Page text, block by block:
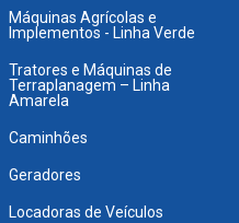
Máquinas Agrícolas e
Implementos - Linha Verde
Tratores e Máquinas de
Terraplanagem – Linha
Amarela
Caminhões
Geradores
Locadoras de Veículos